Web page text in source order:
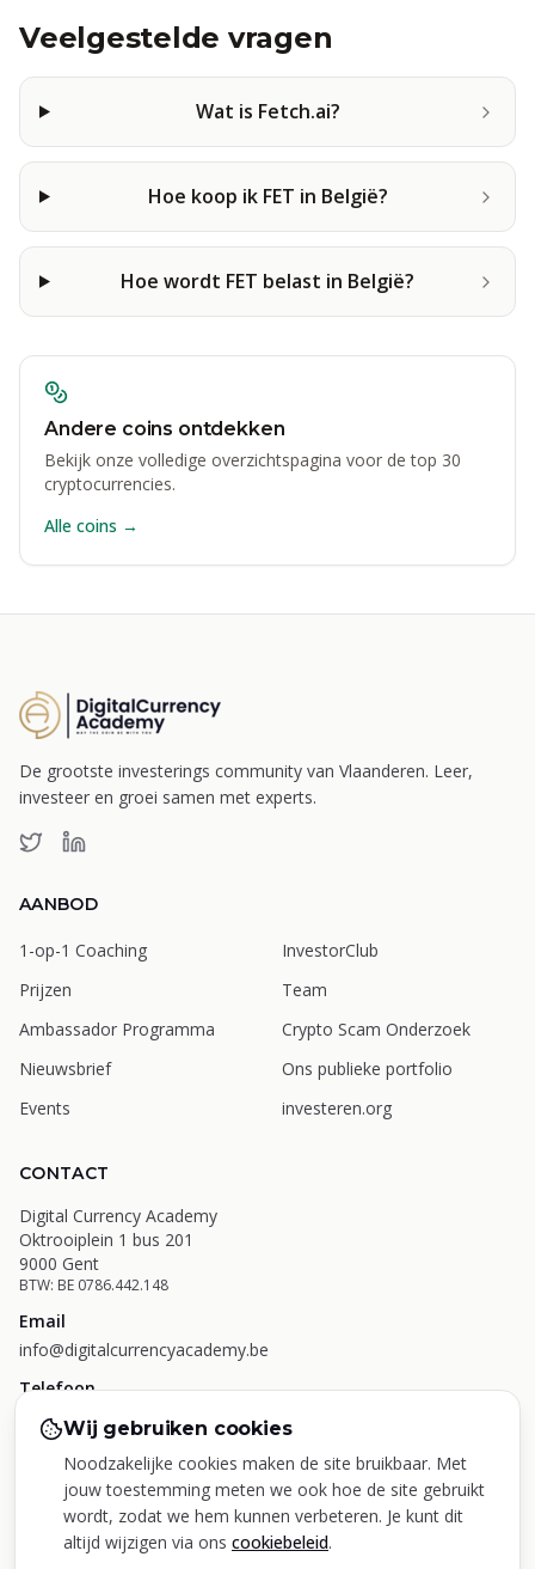
Veelgestelde vragen
Wat is Fetch.ai?
Hoe koop ik FET in België?
Hoe wordt FET belast in België?
Andere coins ontdekken
Bekijk onze volledige overzichtspagina voor de top 30
cryptocurrencies.
Alle coins →
De grootste investerings community van Vlaanderen. Leer,
investeer en groei samen met experts.
AANBOD
1-op-1 Coaching
InvestorClub
Prijzen
Team
Ambassador Programma
Crypto Scam Onderzoek
Nieuwsbrief
Ons publieke portfolio
Events
investeren.org
CONTACT
Digital Currency Academy
Oktrooiplein 1 bus 201
9000 Gent
BTW: BE 0786.442.148
Email
info@digitalcurrencyacademy.be
Telefoon
+32 473 49 31 63
Privacybeleid | Algemene voorwaarden
Wij gebruiken cookies
Noodzakelijke cookies maken de site bruikbaar. Met
jouw toestemming meten we ook hoe de site gebruikt
wordt, zodat we hem kunnen verbeteren. Je kunt dit
altijd wijzigen via ons cookiebeleid.